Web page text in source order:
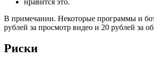
нравится это.
В примечании. Некоторые программы и
рублей за просмотр видео и 20 рублей за
Риски